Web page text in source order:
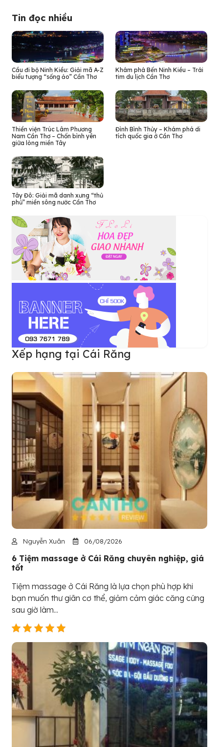
Tin đọc nhiều
Cầu đi bộ Ninh Kiều: Giải mã A-Z
biểu tượng “sống ảo” Cần Thơ
Khám phá Bến Ninh Kiều – Trái
tim du lịch Cần Thơ
Thiền viện Trúc Lâm Phương
Nam Cần Thơ – Chốn bình yên
giữa lòng miền Tây
Đình Bình Thủy – Khám phá di
tích quốc gia ở Cần Thơ
Tây Đô: Giải mã danh xưng “thủ
phủ” miền sông nước Cần Thơ
Xếp hạng tại Cái Răng
Nguyễn Xuân 06/08/2026
6 Tiệm massage ở Cái Răng chuyên nghiệp, giá
tốt
Tiệm massage ở Cái Răng là lựa chọn phù hợp khi
bạn muốn thư giãn cơ thể, giảm cảm giác căng cứng
sau giờ làm...